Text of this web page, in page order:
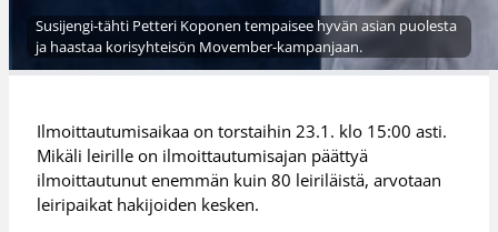
Susijengi-tähti Petteri Koponen tempaisee hyvän asian puolesta
ja haastaa korisyhteisön Movember-kampanjaan.
Ilmoittautumisaikaa on torstaihin 23.1. klo 15:00 asti.
Mikäli leirille on ilmoittautumisajan päättyä
ilmoittautunut enemmän kuin 80 leiriläistä, arvotaan
leiripaikat hakijoiden kesken.